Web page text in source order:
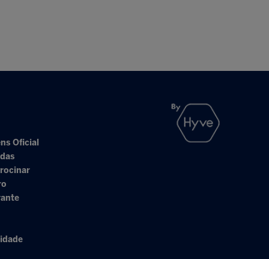
Oficial